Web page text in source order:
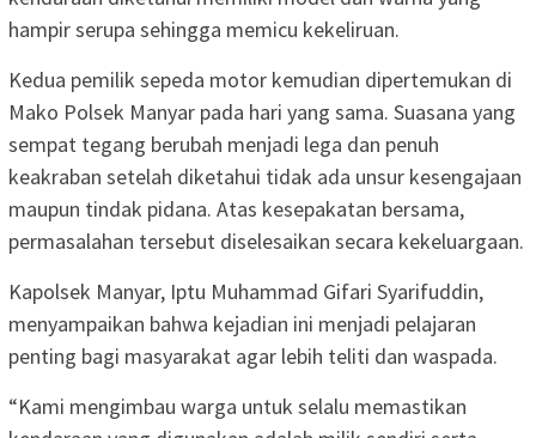
hampir serupa sehingga memicu kekeliruan.
Kedua pemilik sepeda motor kemudian dipertemukan di
Mako Polsek Manyar pada hari yang sama. Suasana yang
sempat tegang berubah menjadi lega dan penuh
keakraban setelah diketahui tidak ada unsur kesengajaan
maupun tindak pidana. Atas kesepakatan bersama,
permasalahan tersebut diselesaikan secara kekeluargaan.
Kapolsek Manyar, Iptu Muhammad Gifari Syarifuddin,
menyampaikan bahwa kejadian ini menjadi pelajaran
penting bagi masyarakat agar lebih teliti dan waspada.
“Kami mengimbau warga untuk selalu memastikan